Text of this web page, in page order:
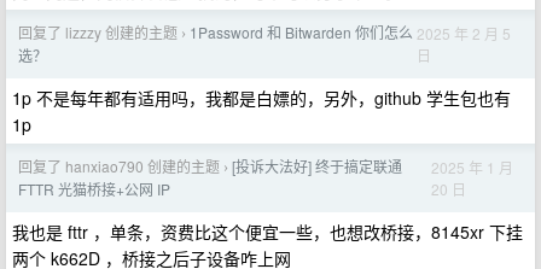
回复了 lizzzy 创建的主题 › 1Password 和 Bitwarden 你们怎么
选？
2025 年 2 月 5
日
1p 不是每年都有适用吗，我都是白嫖的，另外，github 学生包也有
1p
回复了 hanxiao790 创建的主题 › [投诉大法好] 终于搞定联通
FTTR 光猫桥接+公网 IP
2025 年 1 月
20 日
我也是 fttr ，单条，资费比这个便宜一些，也想改桥接，8145xr 下挂
两个 k662D ，桥接之后子设备咋上网